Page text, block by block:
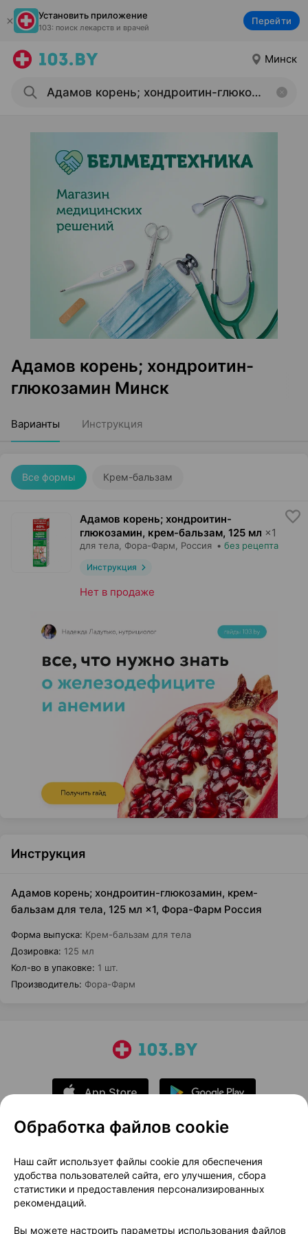
Установить приложение
103: поиск лекарств и врачей
Перейти
Минск
Адамов корень; хондроитин-
глюкозамин Минск
Варианты Инструкция
Все формы Крем-бальзам
Адамов корень; хондроитин-
глюкозамин, крем-бальзам, 125 мл ×1
для тела, Фора-Фарм , Россия • без рецепта
Инструкция
Нет в продаже
Инструкция
Адамов корень; хондроитин-глюкозамин, крем-
бальзам для тела, 125 мл ×1, Фора-Фарм Россия
Форма выпуска: Крем-бальзам для тела
Дозировка: 125 мл
Кол-во в упаковке: 1 шт.
Производитель: Фора-Фарм
О проекте
Новости проекта
Размещение рекламы
Медицинский маркетинг
Публичный договор
Доставка
Обработка файлов cookie
Наш сайт использует файлы cookie для обеспечения
удобства пользователей сайта, его улучшения, сбора
статистики и предоставления персонализированных
рекомендаций.
Вы можете настроить параметры использования файлов